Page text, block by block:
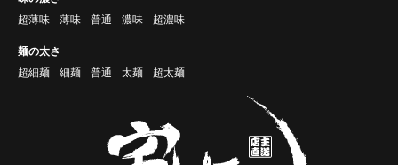
超薄味
薄味 普通 濃味 超濃味
麺の太さ
超細麺
細麺 普通 太麺 超太麺